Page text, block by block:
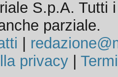
S.p.A. Tutti
parziale.
privacy|